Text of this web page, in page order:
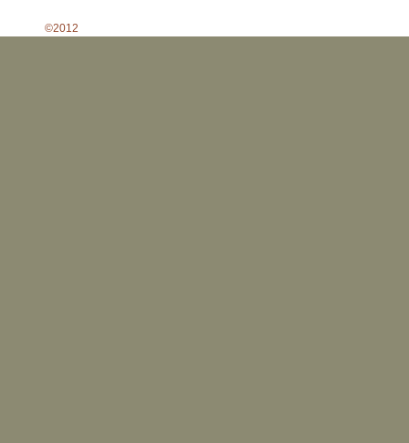
©2012